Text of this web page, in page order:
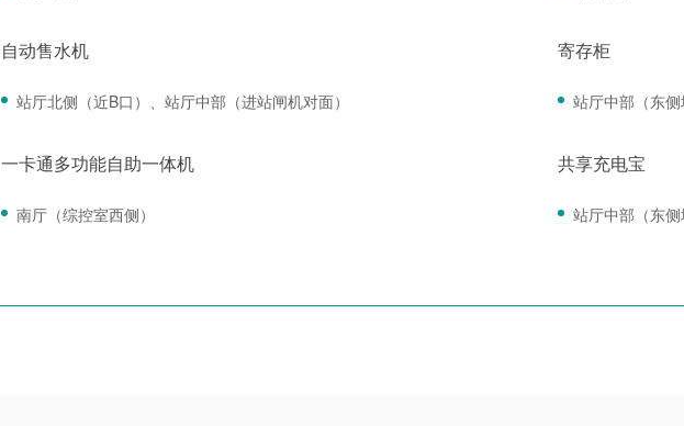
自动售水机
站厅北侧（近B口）、站厅中部（进站闸机对面）
寄存柜
站厅中部（东侧
一卡通多功能自助一体机
南厅（综控室西侧）
共享充电宝
站厅中部（东侧